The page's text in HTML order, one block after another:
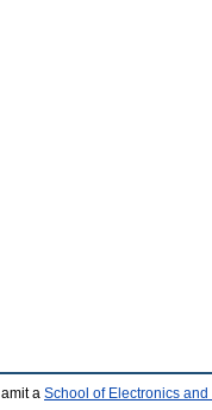
amit a School of Electronics